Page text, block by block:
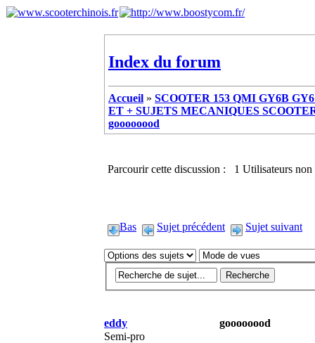
Index du forum
Accueil » SCOOTER 153 QMI GY6B
ET + SUJETS MECANIQUES
goooooood
Parcourir cette discussion : 1 Utilisateurs non
Bas Sujet précédent Sujet suivant
eddy
goooooood
Semi-pro